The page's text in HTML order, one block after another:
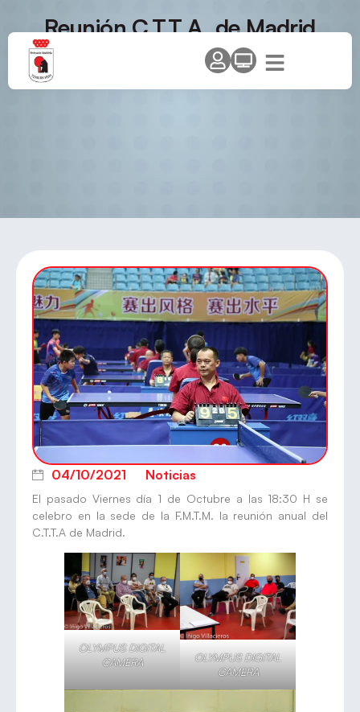
Reunión C.T.T.A. de Madrid
04/10/2021 Noticias
El pasado Viernes día 1 de Octubre a las 18:30 H se
celebro en la sede de la F.M.T.M. la reunión anual del
C.T.T.A de Madrid.
OLYMPUS DIGITAL
CAMERA
OLYMPUS DIGITAL
CAMERA